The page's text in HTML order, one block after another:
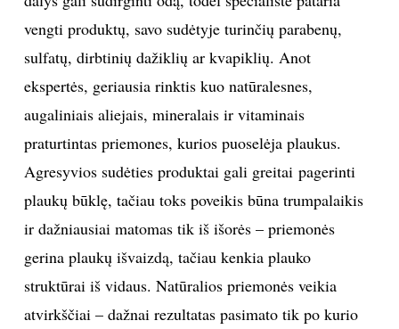
vengti produktų, savo sudėtyje turinčių parabenų,
sulfatų, dirbtinių dažiklių ar kvapiklių. Anot
ekspertės, geriausia rinktis kuo natūralesnes,
augaliniais aliejais, mineralais ir vitaminais
praturtintas priemones, kurios puoselėja plaukus.
Agresyvios sudėties produktai gali greitai pagerinti
plaukų būklę, tačiau toks poveikis būna trumpalaikis
ir dažniausiai matomas tik iš išorės – priemonės
gerina plaukų išvaizdą, tačiau kenkia plauko
struktūrai iš vidaus. Natūralios priemonės veikia
atvirkščiai – dažnai rezultatas pasimato tik po kurio